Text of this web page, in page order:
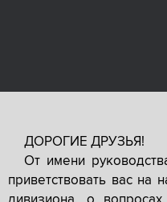
ДОРОГИЕ ДРУЗЬЯ!
От имени
приветствовать вас